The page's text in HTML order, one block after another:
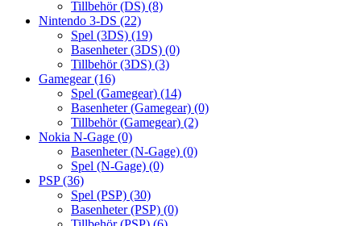
Tillbehör (DS) (8)
Nintendo 3-DS (22)
Spel (3DS) (19)
Basenheter (3DS) (0)
Tillbehör (3DS) (3)
Gamegear(16)
Spel (Gamegear) (14)
Basenheter (Gamegear) (0)
Tillbehör (Gamegear) (2)
Nokia N-Gage (0)
Basenheter (N-Gage) (0)
Spel (N-Gage) (0)
PSP(36)
Spel (PSP) (30)
Basenheter (PSP) (0)